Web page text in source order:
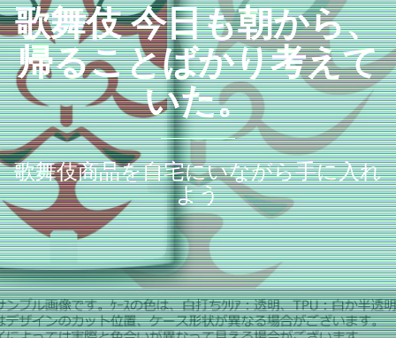
歌舞伎 今日も朝から、
帰ることばかり考えて
いた。
歌舞伎商品を自宅にいながら手に入れ
よう